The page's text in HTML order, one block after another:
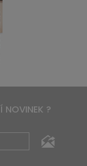
NOVINEK ?